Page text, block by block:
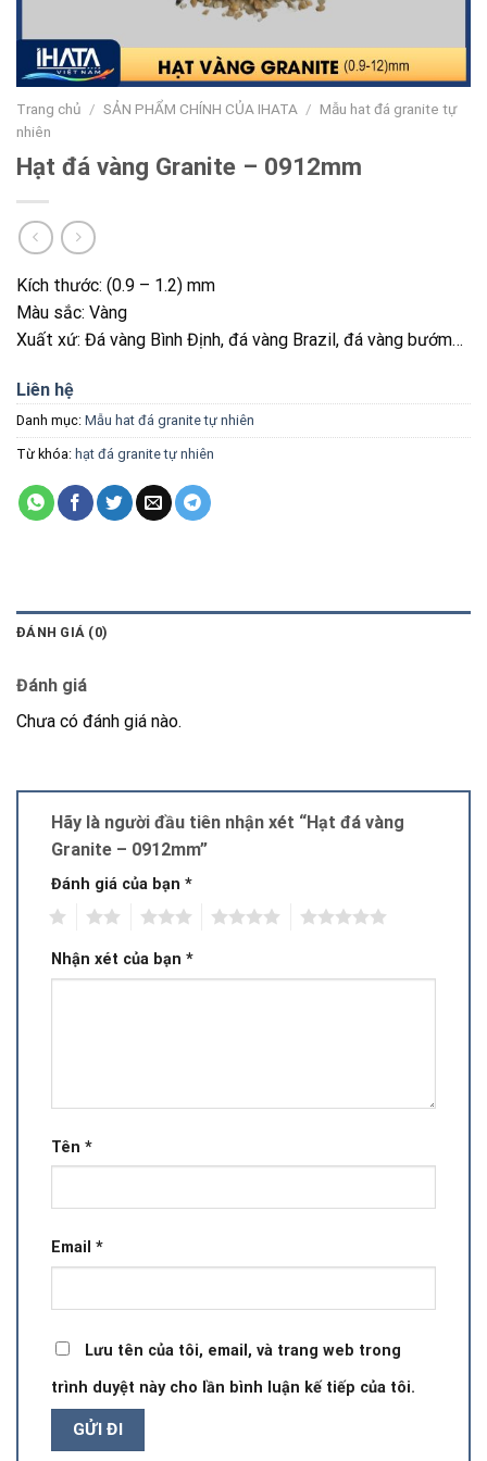
Trang chủ / SẢN PHẨM CHÍNH CỦA IHATA / Mẫu hat đá granite tự
nhiên
Hạt đá vàng Granite – 0912mm
Kích thước: (0.9 – 1.2) mm
Màu sắc: Vàng
Xuất xứ: Đá vàng Bình Định, đá vàng Brazil, đá vàng bướm…
Liên hệ
Danh mục: Mẫu hat đá granite tự nhiên
Từ khóa: hạt đá granite tự nhiên
ĐÁNH GIÁ (0)
Đánh giá
Chưa có đánh giá nào.
Hãy là người đầu tiên nhận xét “Hạt đá vàng
Granite – 0912mm”
Đánh giá của bạn *
Nhận xét của bạn *
Tên *
Email *
Lưu tên của tôi, email, và trang web trong
trình duyệt này cho lần bình luận kế tiếp của tôi.